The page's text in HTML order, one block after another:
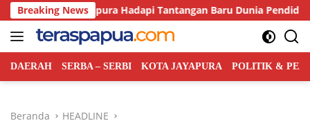
Langsung
ke
konten
Breaking News
Jayapura Hadapi Tantangan Baru Dunia Pendidikan
DAERAH SERBA – SERBI KOTA JAYAPURA POLITIK &
Beranda HEADLINE